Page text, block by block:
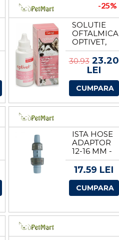
-25%
SOLUTIE
OPTIVET,
50 ML
30.9323.20
LEI
CUMPARA
ISTA HOSE
ADAPTOR
12-16 MM -
ADAPTOR
FURTUN
17.59 LEI
CUMPARA